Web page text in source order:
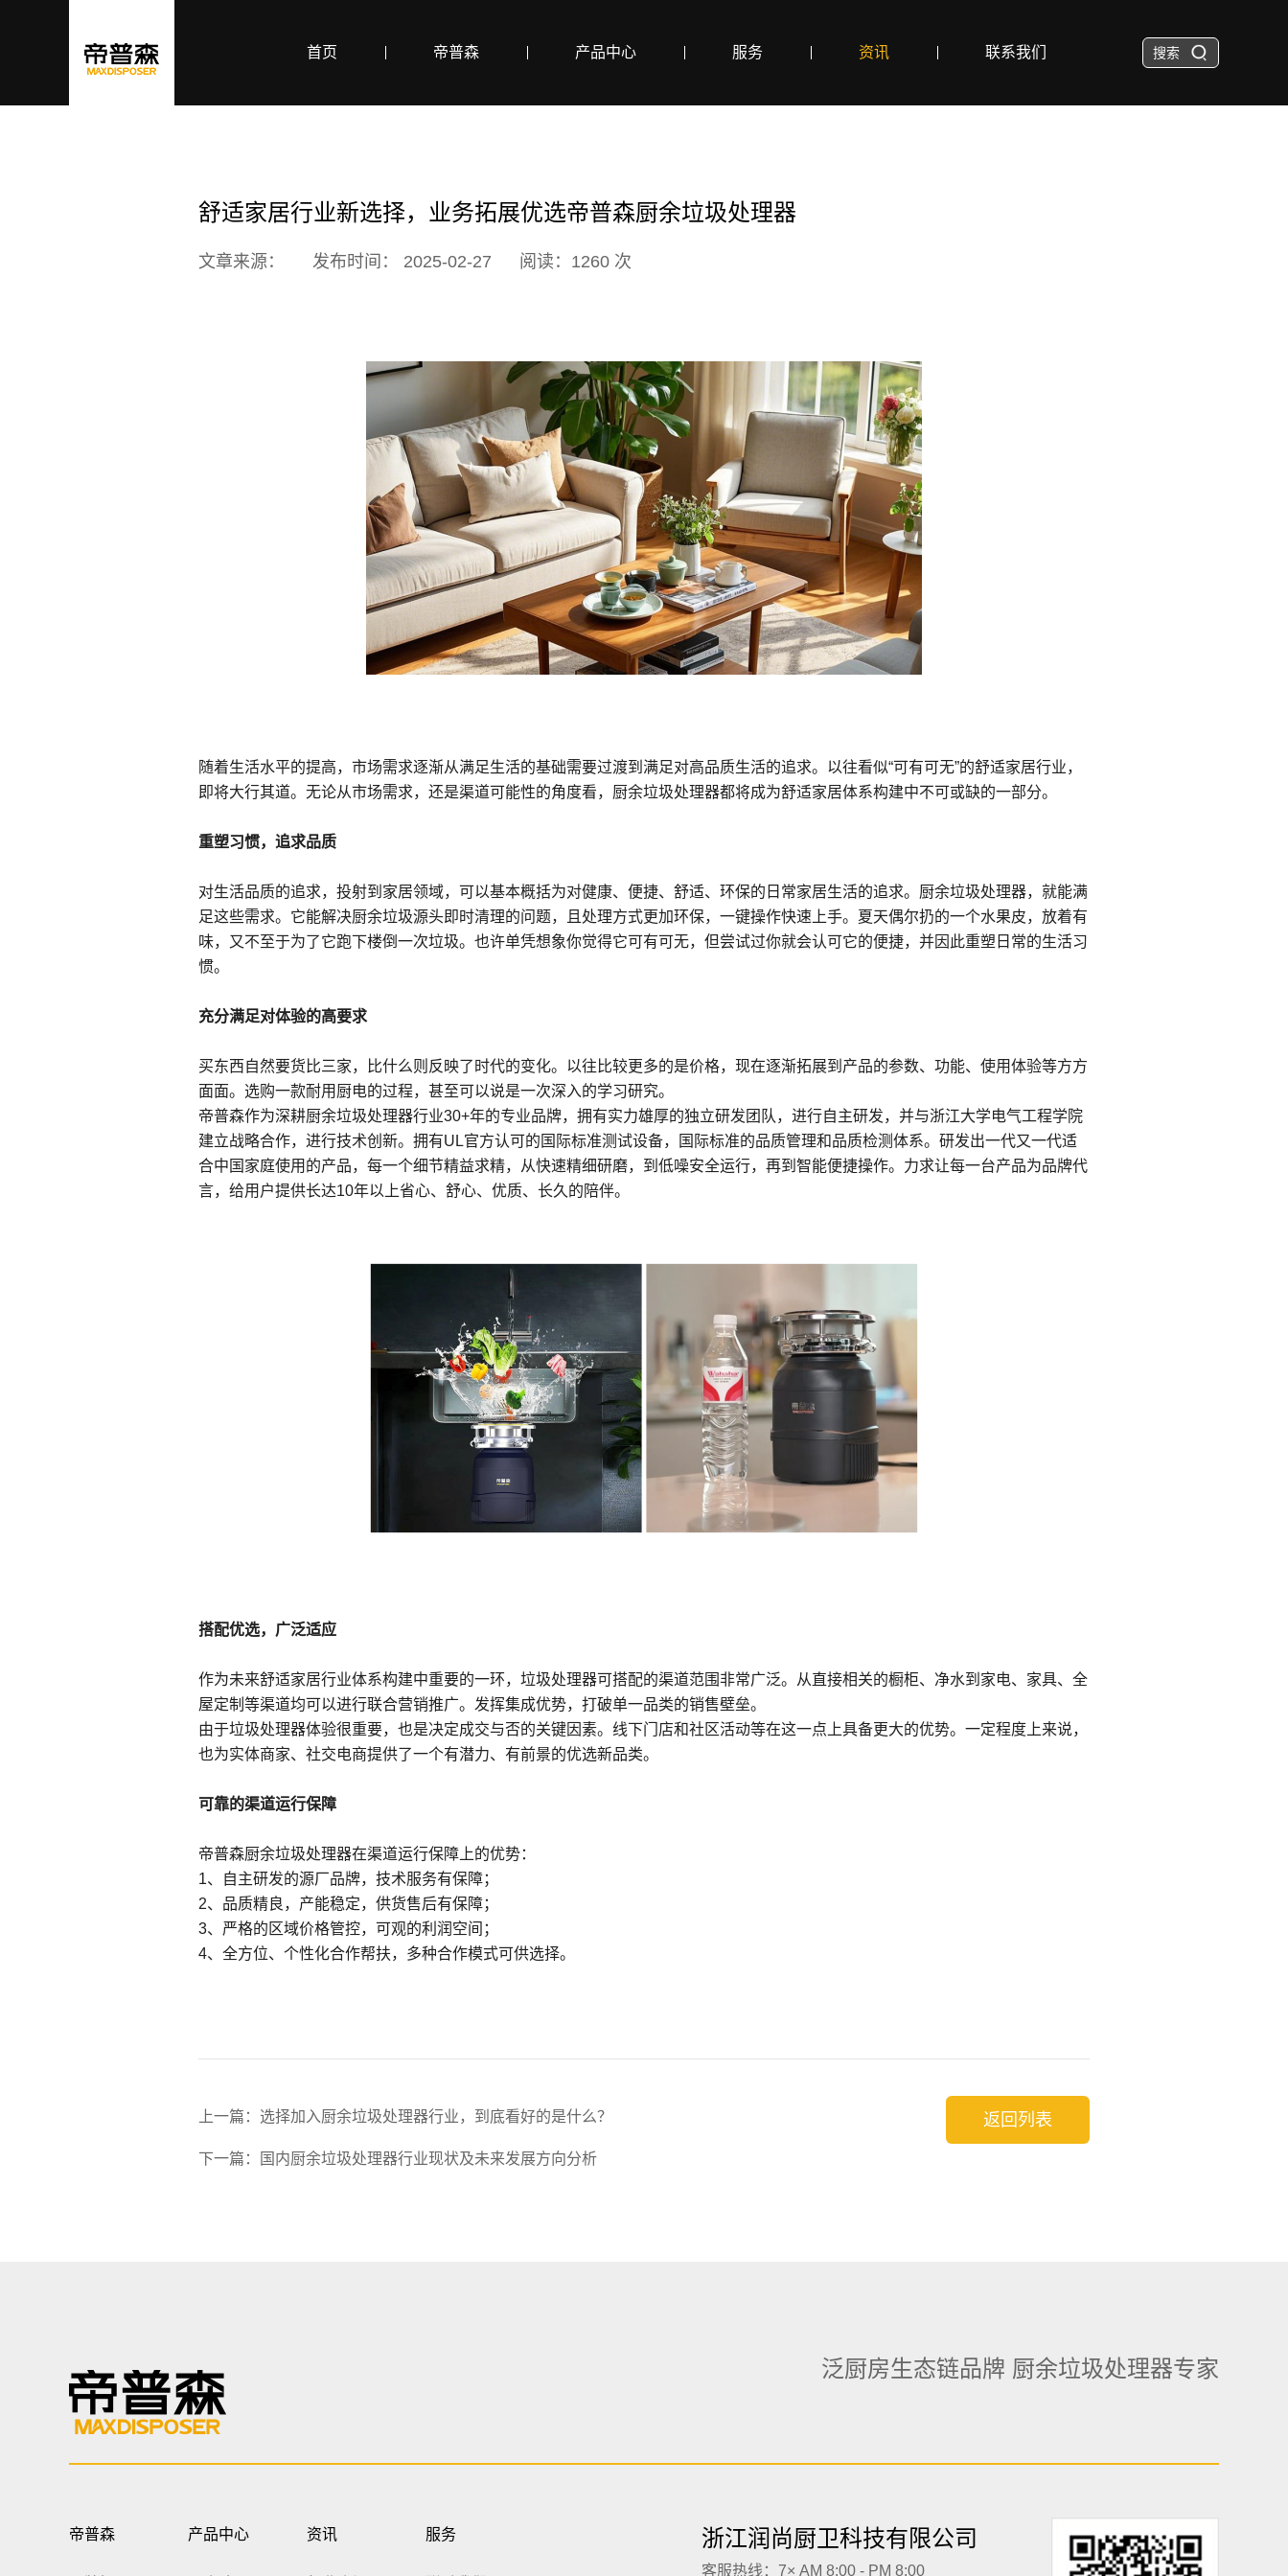
搜索
首页 帝普森 产品中心 服务 资讯 联系我们
舒适家居行业新选择，业务拓展优选帝普森厨余垃圾处理器
文章来源： 发布时间： 2025-02-27 阅读：1260 次
随着生活水平的提高，市场需求逐渐从满足生活的基础需要过渡到满足对高品质生活的追求。以往看似“可有可无”的舒适家居行业，
即将大行其道。无论从市场需求，还是渠道可能性的角度看，厨余垃圾处理器都将成为舒适家居体系构建中不可或缺的一部分。
重塑习惯，追求品质
对生活品质的追求，投射到家居领域，可以基本概括为对健康、便捷、舒适、环保的日常家居生活的追求。厨余垃圾处理器，就能满
足这些需求。它能解决厨余垃圾源头即时清理的问题，且处理方式更加环保，一键操作快速上手。夏天偶尔扔的一个水果皮，放着有
味，又不至于为了它跑下楼倒一次垃圾。也许单凭想象你觉得它可有可无，但尝试过你就会认可它的便捷，并因此重塑日常的生活习
惯。
充分满足对体验的高要求
买东西自然要货比三家，比什么则反映了时代的变化。以往比较更多的是价格，现在逐渐拓展到产品的参数、功能、使用体验等方方
面面。选购一款耐用厨电的过程，甚至可以说是一次深入的学习研究。
帝普森作为深耕厨余垃圾处理器行业30+年的专业品牌，拥有实力雄厚的独立研发团队，进行自主研发，并与浙江大学电气工程学院
建立战略合作，进行技术创新。拥有UL官方认可的国际标准测试设备，国际标准的品质管理和品质检测体系。研发出一代又一代适
合中国家庭使用的产品，每一个细节精益求精，从快速精细研磨，到低噪安全运行，再到智能便捷操作。力求让每一台产品为品牌代
言，给用户提供长达10年以上省心、舒心、优质、长久的陪伴。
搭配优选，广泛适应
作为未来舒适家居行业体系构建中重要的一环，垃圾处理器可搭配的渠道范围非常广泛。从直接相关的橱柜、净水到家电、家具、全
屋定制等渠道均可以进行联合营销推广。发挥集成优势，打破单一品类的销售壁垒。
由于垃圾处理器体验很重要，也是决定成交与否的关键因素。线下门店和社区活动等在这一点上具备更大的优势。一定程度上来说，
也为实体商家、社交电商提供了一个有潜力、有前景的优选新品类。
可靠的渠道运行保障
帝普森厨余垃圾处理器在渠道运行保障上的优势：
1、自主研发的源厂品牌，技术服务有保障；
2、品质精良，产能稳定，供货售后有保障；
3、严格的区域价格管控，可观的利润空间；
4、全方位、个性化合作帮扶，多种合作模式可供选择。
上一篇：选择加入厨余垃圾处理器行业，到底看好的是什么？
下一篇：国内厨余垃圾处理器行业现状及未来发展方向分析
返回列表
泛厨房生态链品牌 厨余垃圾处理器专家
帝普森 产品中心 资讯 服务 浙江润尚厨卫科技有限公司
客服热线：7× AM 8:00 - PM 8:00